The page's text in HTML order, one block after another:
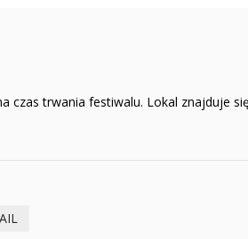
czas trwania festiwalu. Lokal znajduje